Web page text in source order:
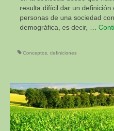
resulta difícil dar un
personas de una sociedad
demográfica, es decir, …
Conceptos, definiciones